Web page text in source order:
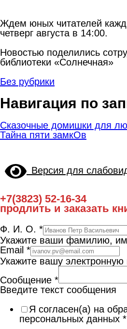
Ждем юных читателей
четверг августа в 14:00.
Новостью поделились
библиотеки «Солнечная»
Без рубрики
Навигация по
Сказочные домишки для
Тайна пяти замкОв
Версия для
+7(3823) 52-16-34
продлить и заказать
Ф. И. О. *
Укажите ваши фамилию,
Email *
Укажите вашу электронную
Сообщение *
Введите текст сообщения
Я согласен(а) на
персональных данных *